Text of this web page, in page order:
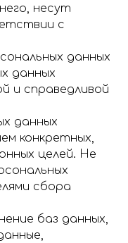
несут
с
данных
данных
и справедливой
данных
конкретных,
целей. Не
сбора
баз данных,